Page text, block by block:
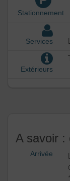
Stationnement
Services
Extérieurs
A savoir :
Arrivée